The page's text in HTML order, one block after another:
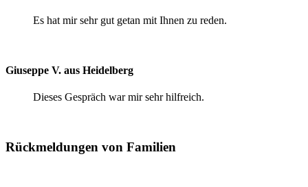
Es hat mir sehr gut getan mit Ihnen zu reden.
Giuseppe V. aus Heidelberg
Dieses Gespräch war mir sehr hilfreich.
Rückmeldungen von Familien